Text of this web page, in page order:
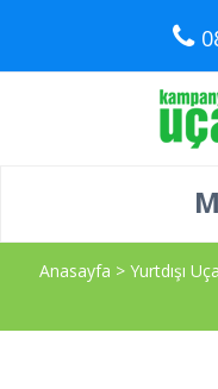
Anasayfa > Yurtdışı